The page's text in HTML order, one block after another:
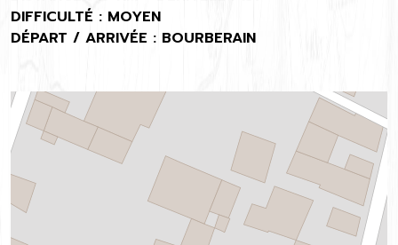
DIFFICULTÉ : MOYEN
DÉPART / ARRIVÉE : BOURBERAIN